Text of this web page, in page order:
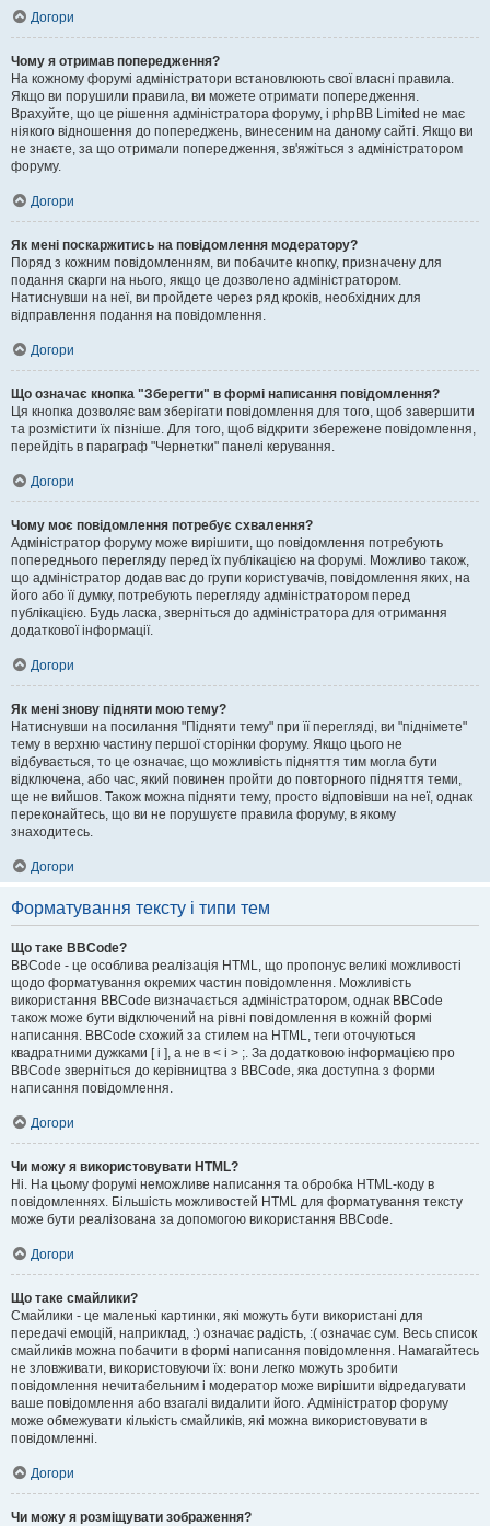
Догори
Чому я отримав попередження?
На кожному форумі адміністратори встановлюють свої власні правила.
Якщо ви порушили правила, ви можете отримати попередження.
Врахуйте, що це рішення адміністратора форуму, і phpBB Limited не має
ніякого відношення до попереджень, винесеним на даному сайті. Якщо ви
не знаєте, за що отримали попередження, зв'яжіться з адміністратором
форуму.
Догори
Як мені поскаржитись на повідомлення модератору?
Поряд з кожним повідомленням, ви побачите кнопку, призначену для
подання скарги на нього, якщо це дозволено адміністратором.
Натиснувши на неї, ви пройдете через ряд кроків, необхідних для
відправлення подання на повідомлення.
Догори
Що означає кнопка "Зберегти" в формі написання повідомлення?
Ця кнопка дозволяє вам зберігати повідомлення для того, щоб завершити
та розмістити їх пізніше. Для того, щоб відкрити збережене повідомлення,
перейдіть в параграф "Чернетки" панелі керування.
Догори
Чому моє повідомлення потребує схвалення?
Адміністратор форуму може вирішити, що повідомлення потребують
попереднього перегляду перед їх публікацією на форумі. Можливо також,
що адміністратор додав вас до групи користувачів, повідомлення яких, на
його або її думку, потребують перегляду адміністратором перед
публікацією. Будь ласка, зверніться до адміністратора для отримання
додаткової інформації.
Догори
Як мені знову підняти мою тему?
Натиснувши на посилання "Підняти тему" при її перегляді, ви "піднімете"
тему в верхню частину першої сторінки форуму. Якщо цього не
відбувається, то це означає, що можливість підняття тим могла бути
відключена, або час, який повинен пройти до повторного підняття теми,
ще не вийшов. Також можна підняти тему, просто відповівши на неї, однак
переконайтесь, що ви не порушуєте правила форуму, в якому
знаходитесь.
Догори
Форматування тексту і типи тем
Що таке BBCode?
BBCode - це особлива реалізація HTML, що пропонує великі можливості
щодо форматування окремих частин повідомлення. Можливість
використання BBCode визначається адміністратором, однак BBCode
також може бути відключений на рівні повідомлення в кожній формі
написання. BBCode схожий за стилем на HTML, теги оточуються
квадратними дужками [ і ], а не в < і > ;. За додатковою інформацією про
BBCode зверніться до керівництва з BBCode, яка доступна з форми
написання повідомлення.
Догори
Чи можу я використовувати HTML?
Ні. На цьому форумі неможливе написання та обробка HTML-коду в
повідомленнях. Більшість можливостей HTML для форматування тексту
може бути реалізована за допомогою використання BBCode.
Догори
Що таке смайлики?
Смайлики - це маленькі картинки, які можуть бути використані для
передачі емоцій, наприклад, :) означає радість, :( означає сум. Весь список
смайликів можна побачити в формі написання повідомлення. Намагайтесь
не зловживати, використовуючи їх: вони легко можуть зробити
повідомлення нечитабельним і модератор може вирішити відредагувати
ваше повідомлення або взагалі видалити його. Адміністратор форуму
може обмежувати кількість смайликів, які можна використовувати в
повідомленні.
Догори
Чи можу я розміщувати зображення?